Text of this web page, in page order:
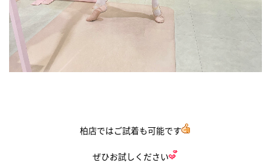
柏店ではご試着も可能です
ぜひお試しください